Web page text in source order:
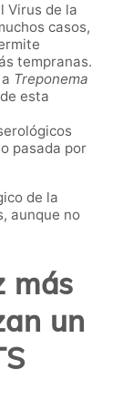
Virus de la
casos,
tempranas.
Treponema
esta
pasada por
de la
aunque no
más
un